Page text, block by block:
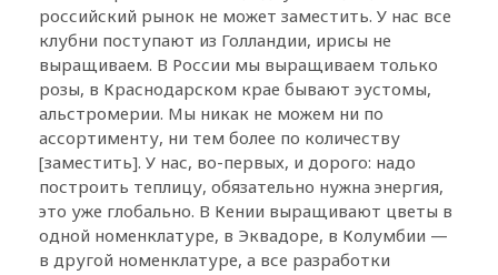
российский рынок не может заместить. У нас все
клубни поступают из Голландии, ирисы не
выращиваем. В России мы выращиваем только
розы, в Краснодарском крае бывают эустомы,
альстромерии. Мы никак не можем ни по
ассортименту, ни тем более по количеству
[заместить]. У нас, во-первых, и дорого: надо
построить теплицу, обязательно нужна энергия,
это уже глобально. В Кении выращивают цветы в
одной номенклатуре, в Эквадоре, в Колумбии —
в другой номенклатуре, а все разработки